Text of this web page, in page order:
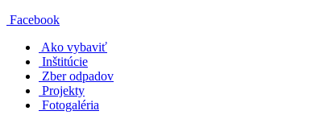
Facebook
Ako vybaviť
Inštitúcie
Zber odpadov
Projekty
Fotogaléria